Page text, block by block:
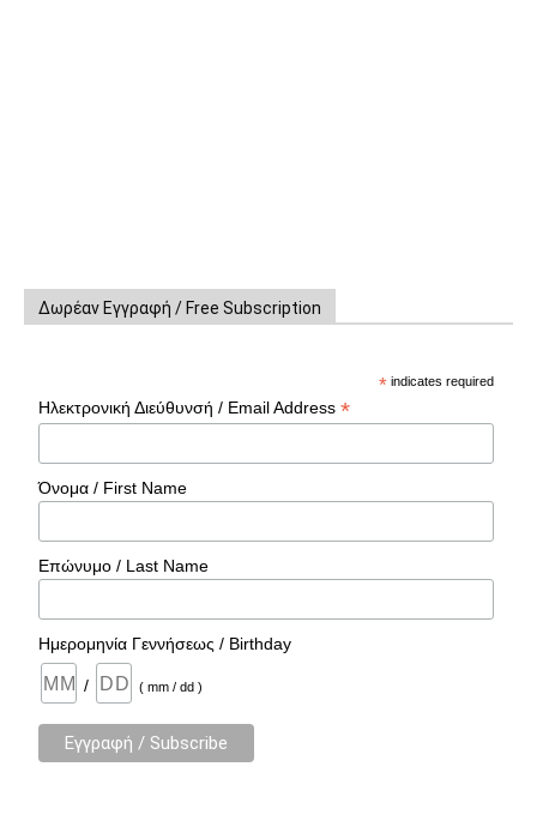
Δωρέαν Εγγραφή / Free Subscription
* indicates required
Ηλεκτρονική Διεύθυνσή / Email Address*
Όνομα / First Name
Επώνυμο / Last Name
Ημερομηνία Γεννήσεως / Birthday
/ ( mm / dd )